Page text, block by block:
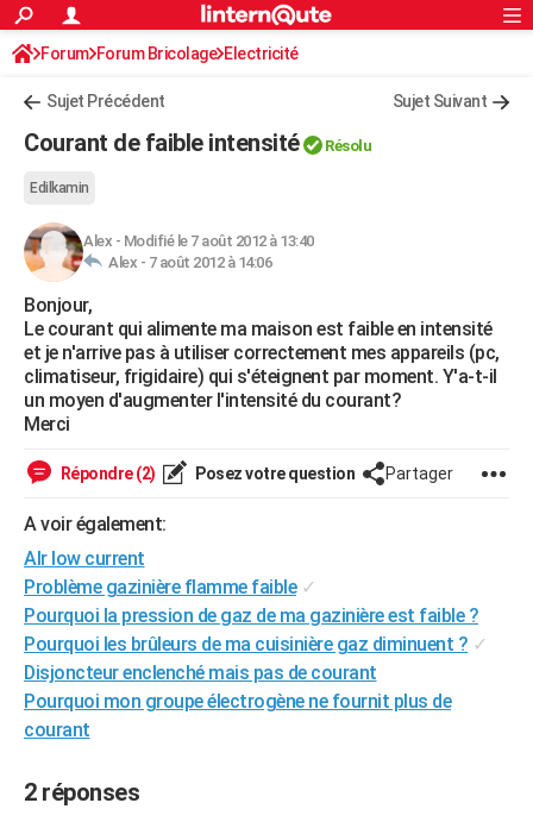
ACTUALITÉS
Politique
Société
Faits Divers
Education
Monde
Villes
+
AUTO
Essais
Réserver un essai
Citadines
Berlines
SUV
Forum auto
+HIGH-TECH
Mobiles
Meilleur smartphone
Internet
Ordinateurs
Jeux vidéo
Guide high-tech
+BRICOLAGE
Forum
Aménagement intérieur
Extérieur
Cuisine
Salle de bains
Jardinage
Rangement
WEEK-END
Guides de France
Escapades
Patrimoine
Expositions
Musées
Week-end nature
+LIFESTYLE
Art de vivre
Bien-être
Loisirs
Mode
Modes de vie
SANTE
VOYAGE
Destinations
City break
Voyage nature
Voyage de noces
Forum
Climat
+PHOTO
GUIDES D'ACHAT
BONS PLANS
CARTE DE VOEUX
Dictionnaire
Biographies
Citations
Expressions
Proverbes
PROGRAMME TV
S'inscrire
Connexion
Forum Forum Bricolage Electricité
Sujet Précédent Sujet Suivant
Courant de faible intensité Résolu
Edilkamin
Alex - Modifié le 7 août 2012 à 13:40
Alex - 7 août 2012 à 14:06
Bonjour,
Le courant qui alimente ma maison est faible en intensité
et je n'arrive pas à utiliser correctement mes appareils (pc,
climatiseur, frigidaire) qui s'éteignent par moment. Y'a-t-il
un moyen d'augmenter l'intensité du courant?
Merci
Répondre (2) Posez votre question Partager
A voir également:
Alr low current
Problème gazinière flamme faible ✓
Pourquoi la pression de gaz de ma gazinière est faible ?
Pourquoi les brûleurs de ma cuisinière gaz diminuent ? ✓
Disjoncteur enclenché mais pas de courant
Pourquoi mon groupe électrogène ne fournit plus de
courant
2 réponses